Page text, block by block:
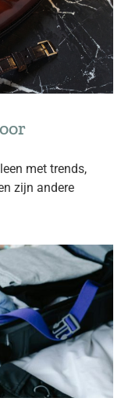
met trends,
zijn andere